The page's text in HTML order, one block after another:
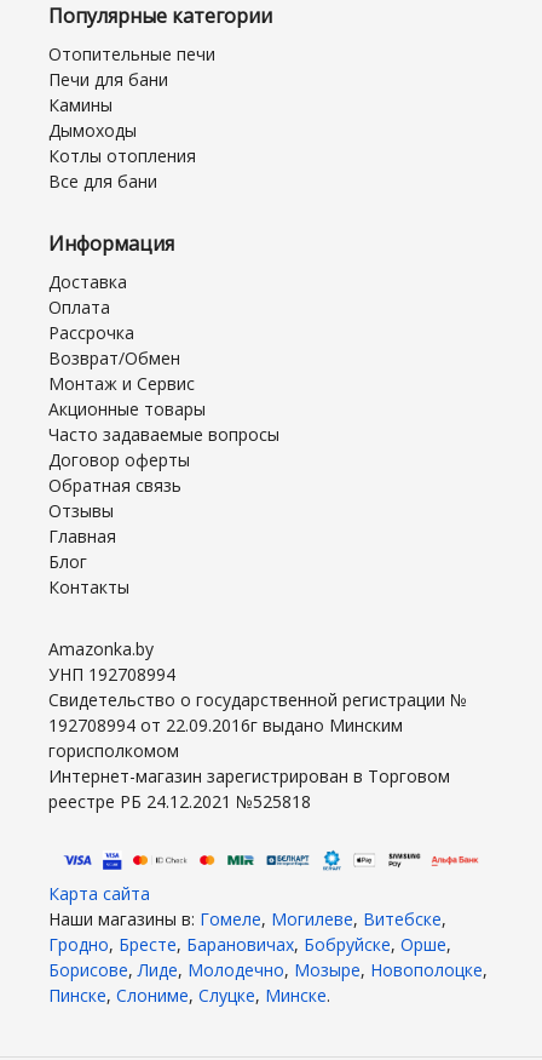
Популярные категории
Отопительные печи
Печи для бани
Камины
Дымоходы
Котлы отопления
Все для бани
Информация
Доставка
Оплата
Рассрочка
Возврат/Обмен
Монтаж и Сервис
Акционные товары
Часто задаваемые вопросы
Договор оферты
Обратная связь
Отзывы
Главная
Блог
Контакты
Amazonka.by
УНП 192708994
Свидетельство о государственной регистрации №
192708994 от 22.09.2016г выдано Минским
горисполкомом
Интернет-магазин зарегистрирован в Торговом
реестре РБ 24.12.2021 №525818
Карта сайта
Наши магазины в: Гомеле, Могилеве, Витебске,
Гродно, Бресте, Барановичах, Бобруйске, Орше,
Борисове,Лиде, Молодечно, Мозыре, Новополоцке,
Пинске, Слониме, Слуцке, Минске.